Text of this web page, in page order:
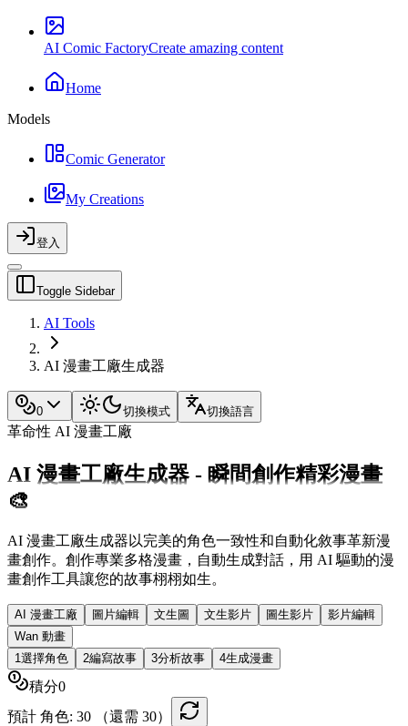
AI Comic FactoryCreate amazing content
Home
Models
Comic Generator
My Creations
登入
Toggle Sidebar
AI Tools
AI 漫畫工廠生成器
0 切換模式 切換語言
革命性 AI 漫畫工廠
AI 漫畫工廠生成器 - 瞬間創作精彩漫畫
🎨
AI 漫畫工廠生成器以完美的角色一致性和自動化敘事革新漫
畫創作。創作專業多格漫畫，自動生成對話，用 AI 驅動的漫
畫創作工具讓您的故事栩栩如生。
AI 漫畫工廠 圖片編輯 文生圖 文生影片 圖生影片
影片編輯
Wan 動畫
1 選擇角色 2編寫故事 3分析故事 4生成漫畫
積分0
預計 角色: 30
（還需 30）